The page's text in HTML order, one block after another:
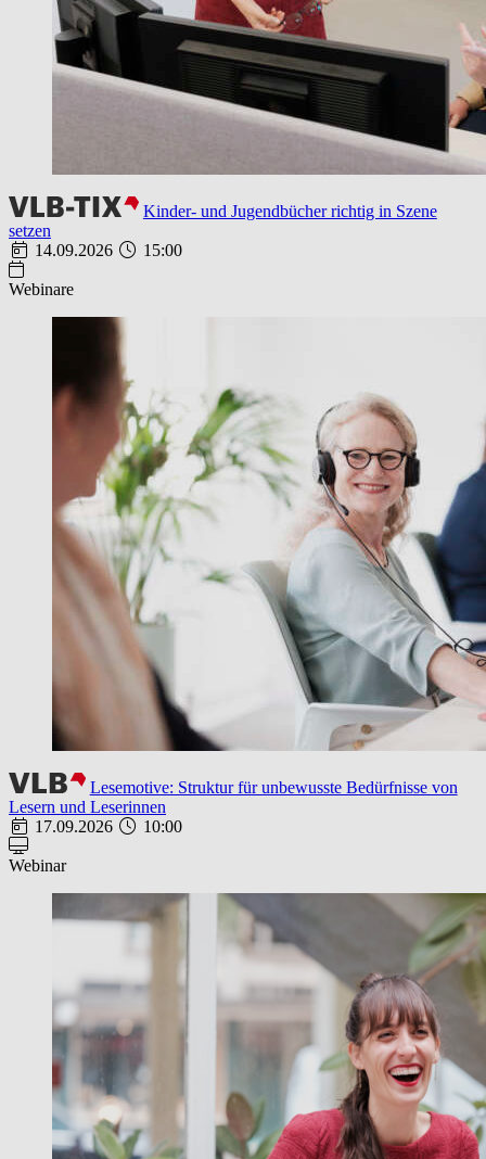
Kinder- und Jugendbücher richtig in Szene
setzen
14.09.2026
15:00
Webinare
Lesemotive: Struktur für unbewusste Bedürfnisse von
Lesern und Leserinnen
17.09.2026
10:00
Webinar